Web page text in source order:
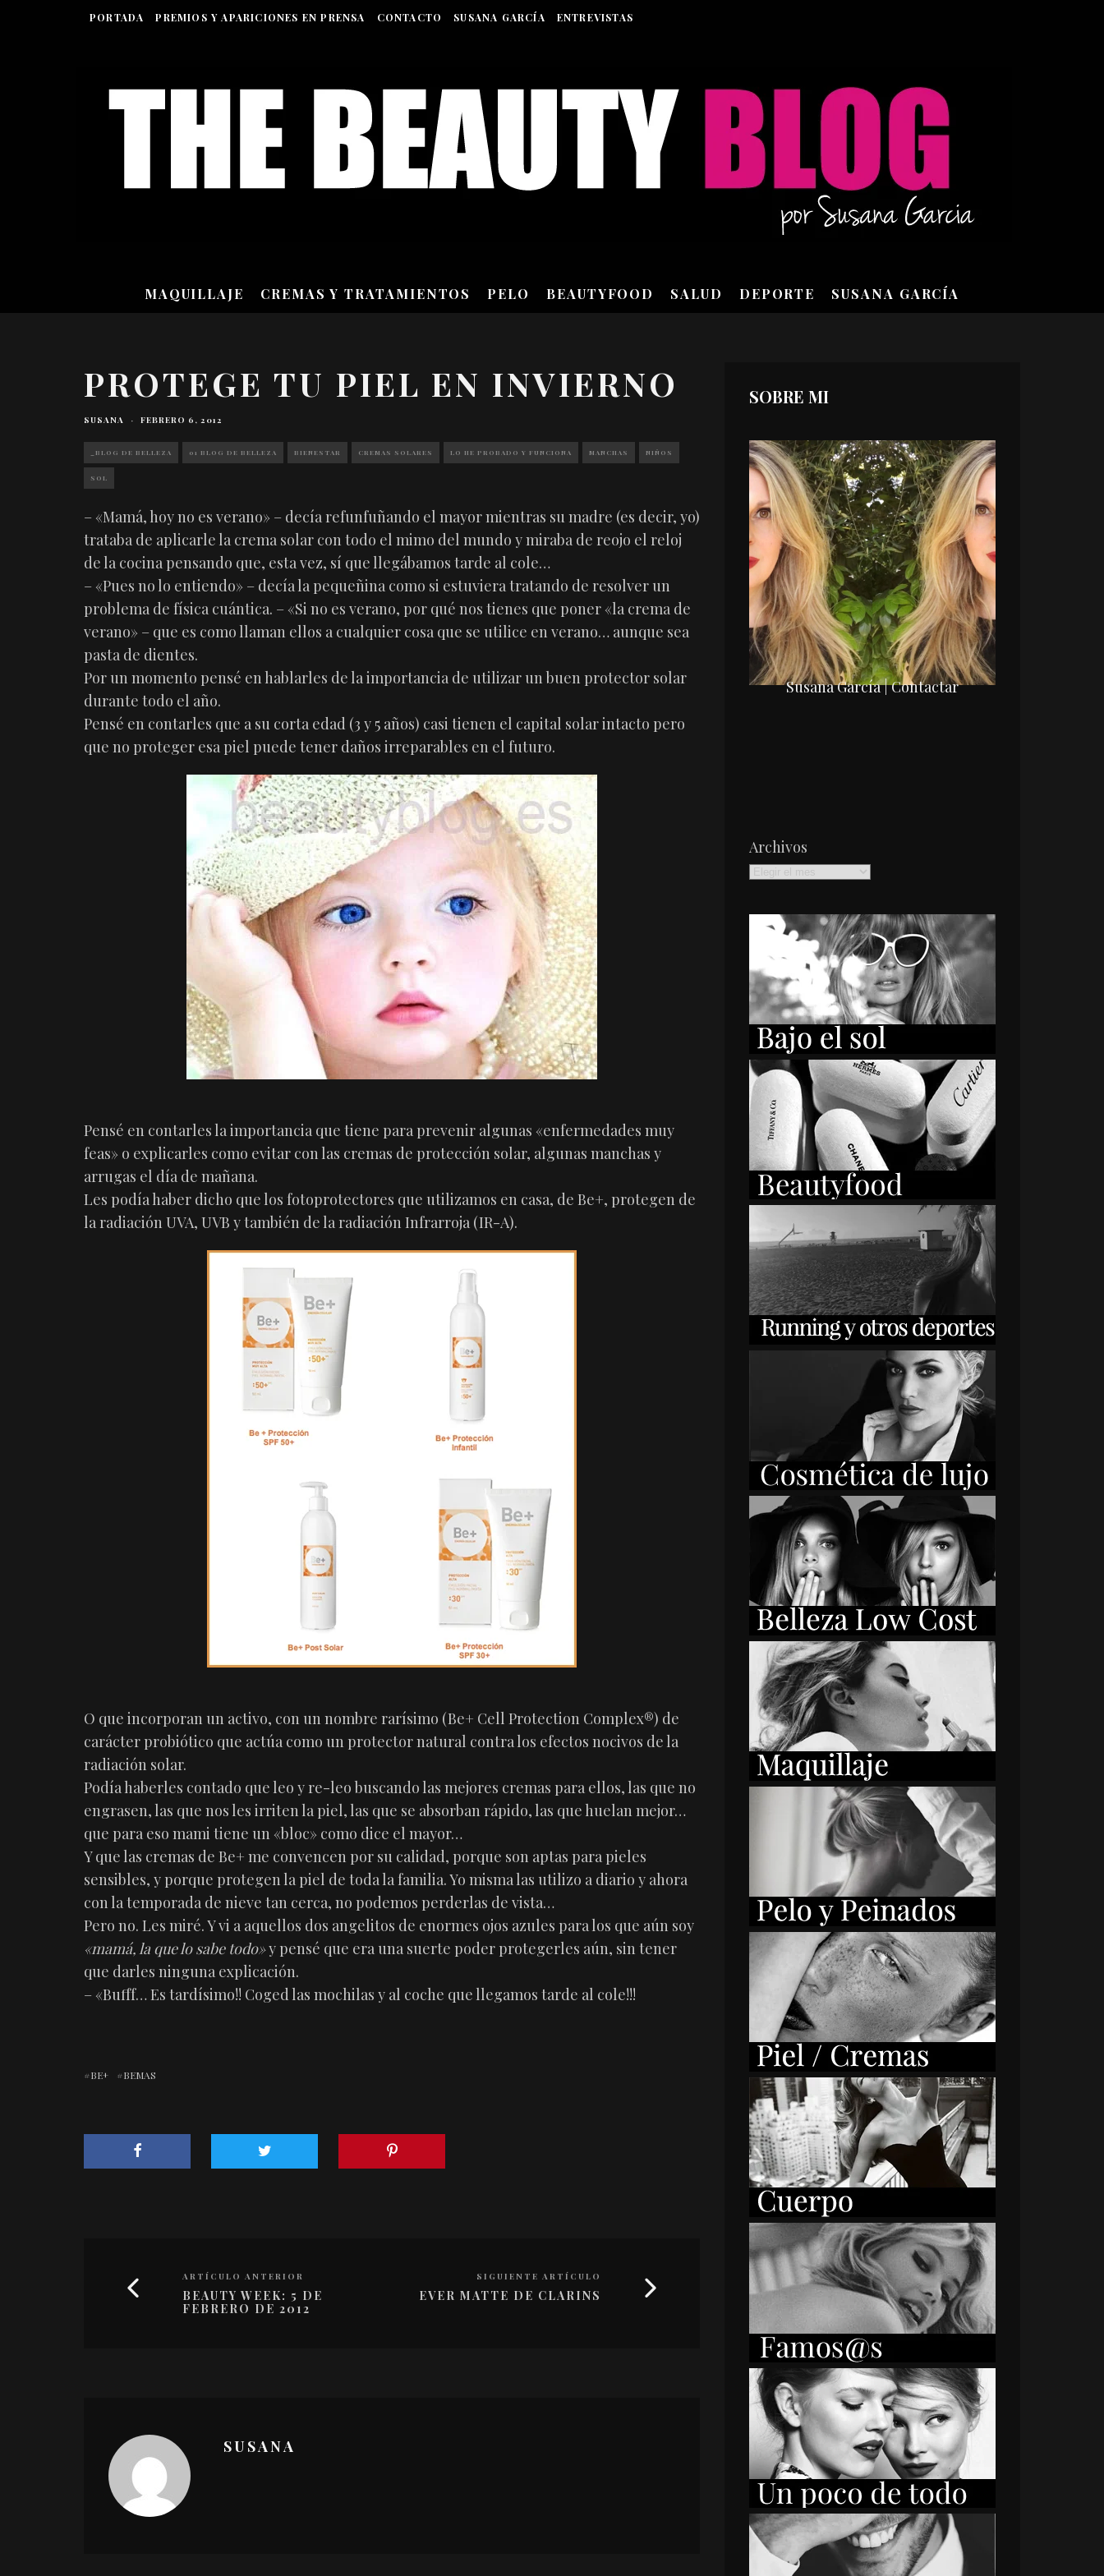
PORTADA PREMIOS Y APARICIONES EN PRENSA CONTACTO SUSANA GARCÍA ENTREVISTAS
MAQUILLAJE CREMAS Y TRATAMIENTOS PELO BEAUTYFOOD SALUD DEPORTE SUSANA GARCÍA
PROTEGE TU PIEL EN INVIERNO
SUSANA · FEBRERO 6, 2012
_BLOG DE BELLEZA 01 BLOG DE BELLEZA BIENESTAR CREMAS SOLARES LO HE PROBADO Y FUNCIONA MANCHAS NIÑOS
SOL
– «Mamá, hoy no es verano» – decía refunfuñando el mayor mientras su madre (es decir, yo)
trataba de aplicarle la crema solar con todo el mimo del mundo y miraba de reojo el reloj
de la cocina pensando que, esta vez, sí que llegábamos tarde al cole…
– «Pues no lo entiendo» – decía la pequeñina como si estuviera tratando de resolver un
problema de física cuántica. – «Si no es verano, por qué nos tienes que poner «la crema de
verano» – que es como llaman ellos a cualquier cosa que se utilice en verano… aunque sea
pasta de dientes.
Por un momento pensé en hablarles de la importancia de utilizar un buen protector solar
durante todo el año.
Pensé en contarles que a su corta edad (3 y 5 años) casi tienen el capital solar intacto pero
que no proteger esa piel puede tener daños irreparables en el futuro.
Pensé en contarles la importancia que tiene para prevenir algunas «enfermedades muy
feas» o explicarles como evitar con las cremas de protección solar, algunas manchas y
arrugas el día de mañana.
Les podía haber dicho que los fotoprotectores que utilizamos en casa, de Be+, protegen de
la radiación UVA, UVB y también de la radiación Infrarroja (IR-A).
O que incorporan un activo, con un nombre rarísimo (Be+ Cell Protection Complex®) de
carácter probiótico que actúa como un protector natural contra los efectos nocivos de la
radiación solar.
Podía haberles contado que leo y re-leo buscando las mejores cremas para ellos, las que no
engrasen, las que nos les irriten la piel, las que se absorban rápido, las que huelan mejor…
que para eso mami tiene un «bloc» como dice el mayor…
Y que las cremas de Be+ me convencen por su calidad, porque son aptas para pieles
sensibles, y porque protegen la piel de toda la familia. Yo misma las utilizo a diario y ahora
con la temporada de nieve tan cerca, no podemos perderlas de vista…
Pero no. Les miré. Y vi a aquellos dos angelitos de enormes ojos azules para los que aún soy
«mamá, la que lo sabe todo»y pensé que era una suerte poder protegerles aún, sin tener
que darles ninguna explicación.
– «Bufff… Es tardísimo!! Coged las mochilas y al coche que llegamos tarde al cole!!!
BE+ BEMAS
ARTÍCULO ANTERIOR
BEAUTY WEEK: 5 DE
FEBRERO DE 2012
SIGUIENTE ARTÍCULO
EVER MATTE DE CLARINS
SUSANA
SOBRE MI
Susana García | Contactar
Archivos